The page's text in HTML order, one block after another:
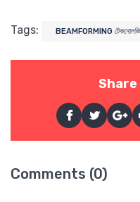
Tags: BEAMFORMING টেকনোলজি
Comments (0)